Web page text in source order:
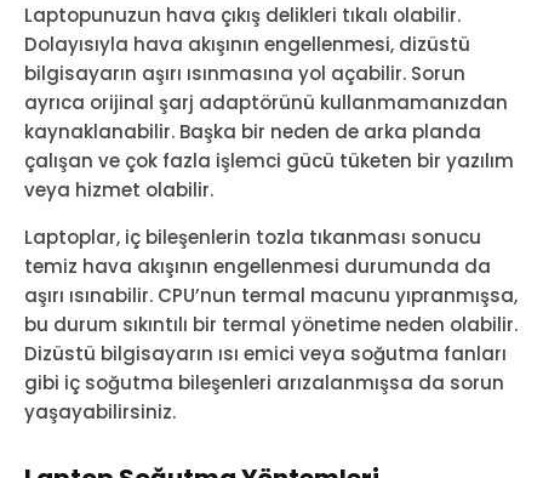
Laptopunuzun hava çıkış delikleri tıkalı olabilir.
Dolayısıyla hava akışının engellenmesi, dizüstü
bilgisayarın aşırı ısınmasına yol açabilir. Sorun
ayrıca orijinal şarj adaptörünü kullanmamanızdan
kaynaklanabilir. Başka bir neden de arka planda
çalışan ve çok fazla işlemci gücü tüketen bir yazılım
veya hizmet olabilir.
Laptoplar, iç bileşenlerin tozla tıkanması sonucu
temiz hava akışının engellenmesi durumunda da
aşırı ısınabilir. CPU’nun termal macunu yıpranmışsa,
bu durum sıkıntılı bir termal yönetime neden olabilir.
Dizüstü bilgisayarın ısı emici veya soğutma fanları
gibi iç soğutma bileşenleri arızalanmışsa da sorun
yaşayabilirsiniz.